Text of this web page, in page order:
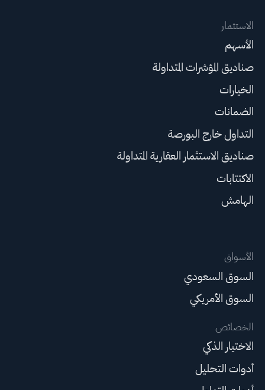
الاستثمار
الأسهم
صناديق المؤشرات المتداولة
الخيارات
الضمانات
التداول خارج البورصة
صناديق الاستثمار العقارية المتداولة
الاكتتابات
الهامش
الأسواق
السوق السعودي
السوق الأمريكي
الخصائص
الاختيار الذكي
أدوات التحليل